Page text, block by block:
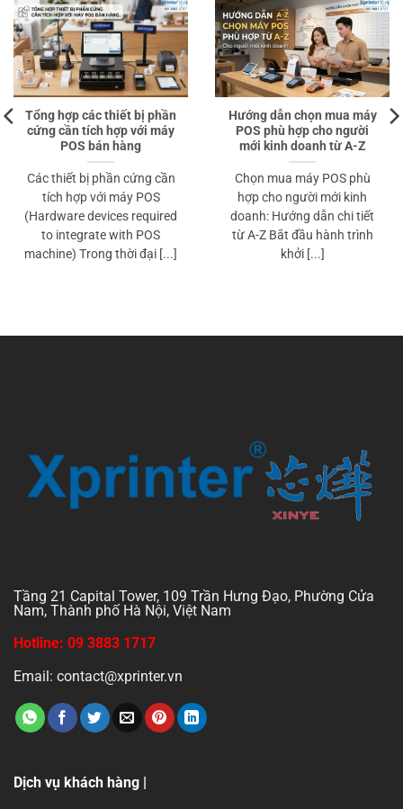
Tổng hợp các thiết bị phần
cứng cần tích hợp với máy
POS bán hàng
Các thiết bị phần cứng cần
tích hợp với máy POS
(Hardware devices required
to integrate with POS
machine) Trong thời đại [...]
Hướng dẫn chọn mua máy
POS phù hợp cho người
mới kinh doanh từ A-Z
Chọn mua máy POS phù
hợp cho người mới kinh
doanh: Hướng dẫn chi tiết
từ A-Z Bắt đầu hành trình
khởi [...]
Tầng 21 Capital Tower, 109 Trần Hưng Đạo, Phường Cửa
Nam, Thành phố Hà Nội, Việt Nam
Hotline: 09 3883 1717
Email: contact@xprinter.vn
Dịch vụ khách hàng |